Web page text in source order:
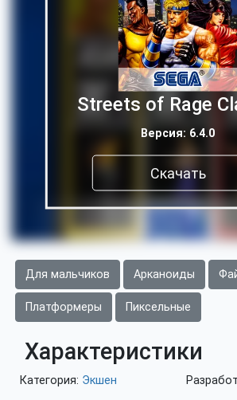
Streets of Rage
Версия: 6.4.0
Скачать
Для мальчиков Арканоиды
Платформеры Пиксельные
Характеристики
Категория: Экшен